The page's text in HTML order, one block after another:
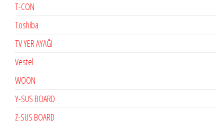
T-CON
Toshiba
TV YER AYAĞI
Vestel
WOON
Y-SUS BOARD
Z-SUS BOARD